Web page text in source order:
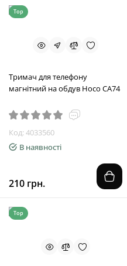
Top
Тримач для телефону
магнітний на обдув Hoco CA74
Код: 4033560
В наявності
210 грн.
Top